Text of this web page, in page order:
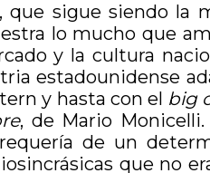
que sigue siendo la
lo mucho que
y la cultura
estadounidense
y hasta con el big
, de Mario Monicelli.
de un
que no